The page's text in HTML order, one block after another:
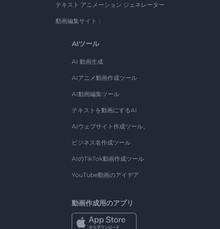
テキスト アニメーション ジェネレーター
動画編集サイト：
AIツール
AI 動画生成
AIアニメ動画作成ツール
AI動画編集ツール
テキストを動画にするAI
AIウェブサイト作成ツール。
ビジネス名作成ツール
AIのTikTok動画作成ツール
YouTube動画のアイデア
動画作成用のアプリ